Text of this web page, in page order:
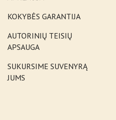
KOKYBĖS GARANTIJA
AUTORINIŲ TEISIŲ
APSAUGA
SUKURSIME SUVENYRĄ
JUMS